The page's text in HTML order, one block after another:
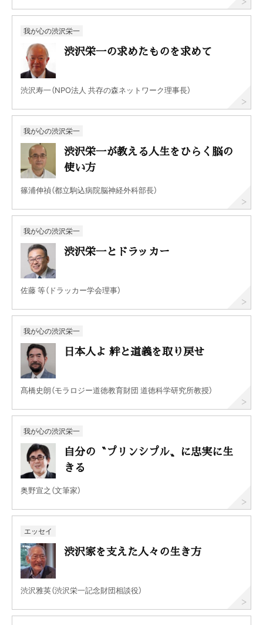
我が心の渋沢栄一
渋沢栄一の求めたものを求めて
渋沢寿一（NPO法人 共存の森ネットワーク理事長）
我が心の渋沢栄一
渋沢栄一が教える人生をひらく脳の
使い方
篠浦伸禎（都立駒込病院脳神経外科部長）
我が心の渋沢栄一
渋沢栄一とドラッカー
佐藤 等（ドラッカー学会理事）
我が心の渋沢栄一
日本人よ 絆と道義を取り戻せ
髙橋史朗（モラロジー道徳教育財団 道徳科学研究所教授）
我が心の渋沢栄一
自分の〝プリンシプル〟に忠実に生
きる
奥野宣之（文筆家）
エッセイ
渋沢家を支えた人々の生き方
渋沢雅英（渋沢栄一記念財団相談役）